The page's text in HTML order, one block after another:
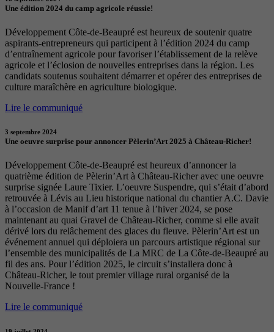
Une édition 2024 du camp agricole réussie!
Développement Côte-de-Beaupré est heureux de soutenir quatre
aspirants-entrepreneurs qui participent à l’édition 2024 du camp
d’entraînement agricole pour favoriser l’établissement de la relève
agricole et l’éclosion de nouvelles entreprises dans la région. Les
candidats soutenus souhaitent démarrer et opérer des entreprises de
culture maraîchère en agriculture biologique.
Lire le communiqué
3 septembre 2024
Une oeuvre surprise pour annoncer Pèlerin’Art 2025 à Château-Richer!
Développement Côte-de-Beaupré est heureux d’annoncer la
quatrième édition de Pèlerin’Art à Château-Richer avec une oeuvre
surprise signée Laure Tixier. L’oeuvre Suspendre, qui s’était d’abord
retrouvée à Lévis au Lieu historique national du chantier A.C. Davie
à l’occasion de Manif d’art 11 tenue à l’hiver 2024, se pose
maintenant au quai Gravel de Château-Richer, comme si elle avait
dérivé lors du relâchement des glaces du fleuve. Pèlerin’Art est un
événement annuel qui déploiera un parcours artistique régional sur
l’ensemble des municipalités de La MRC de La Côte-de-Beaupré au
fil des ans. Pour l’édition 2025, le circuit s’installera donc à
Château-Richer, le tout premier village rural organisé de la
Nouvelle-France !
Lire le communiqué